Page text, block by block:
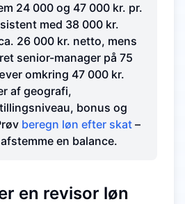
24 000 og 47 000 kr. pr.
med 38 000 kr.
26 000 kr. netto, mens
senior-manager på 75
omkring 47 000 kr.
af geografi,
bonus og
beregn løn efter skat –
en balance.
en revisor løn